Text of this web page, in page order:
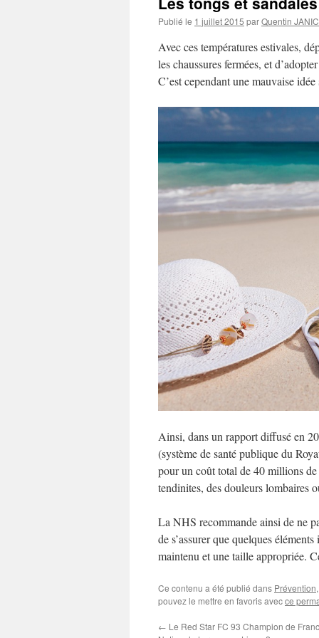
Publié le 1 juillet 2015 parQuentin
Avec ces températures estivales,
les chaussures fermées, et
C’est cependant une mauvaise
Ainsi, dans un rapport diffusé en
(système de santé publique du
pour un coût total de 40 millions
tendinites, des douleurs lombaires
La NHS recommande ainsi de ne
de s’assurer que quelques
maintenu et une taille appropriée.
Ce contenu a été publié dans Prévention
pouvez le mettre en favoris avecce
← Le Red Star FC 93 Champion de